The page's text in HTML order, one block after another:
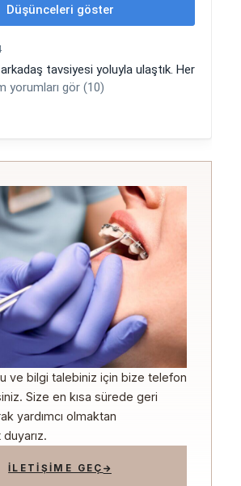
ve bilgi talebiniz için bize telefon
Size en kısa sürede geri
yardımcı olmaktan
İLETİŞİME GEÇ